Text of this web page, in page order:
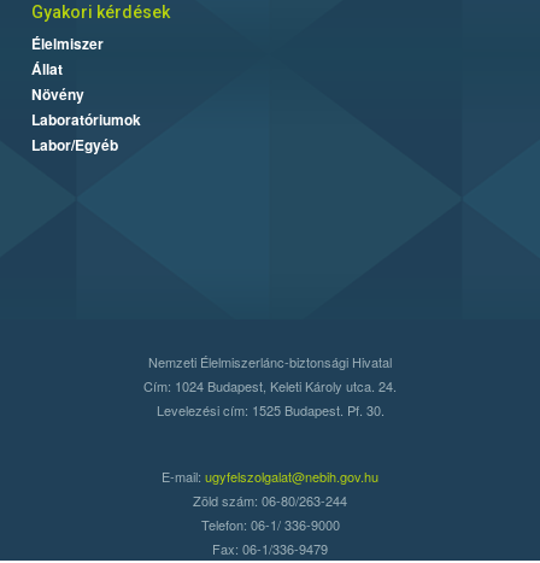
Gyakori kérdések
Élelmiszer
Állat
Növény
Laboratóriumok
Labor/Egyéb
Nemzeti Élelmiszerlánc-biztonsági Hivatal
Cím: 1024 Budapest, Keleti Károly utca. 24.
Levelezési cím: 1525 Budapest. Pf. 30.
E-mail: ugyfelszolgalat@nebih.gov.hu
Zöld szám: 06-80/263-244
Telefon: 06-1/ 336-9000
Fax: 06-1/336-9479